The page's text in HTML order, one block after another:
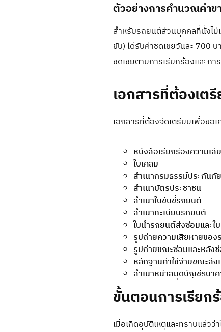
ตัวอย่างการคำนวณค่าข
สำหรับรถยนต์ส่วนบุคคลที่นั่งไม่
ขับ) ได้รับค่าชดเชยวันละ 700
ชดเชยตามการเรียกร้องและก
เอกสารที่ต้องเต
เอกสารที่ต้องจัดเตรียมเพื่อขอ
หนังสือเรียกร้องความเ
ใบเคลม
สำเนากรมธรรม์ประกัน
สำเนาบัตรประชาชน
สำเนาใบขับขี่รถยนต์
สำเนาทะเบียนรถยนต์
ใบนำรถยนต์ส่งซ่อมและใ
รูปถ่ายความเสียหายขอ
รูปถ่ายขณะซ่อมและหลัง
หลักฐานค่าใช้จ่ายขณะส่ง
สำเนาหน้าสมุดบัญชีธนา
ขั้นตอนการเรียก
เมื่อเกิดอุบัติเหตุและทราบแล้ว